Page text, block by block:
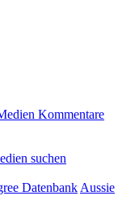
Kommentare
suchen
Datenbank Aussie